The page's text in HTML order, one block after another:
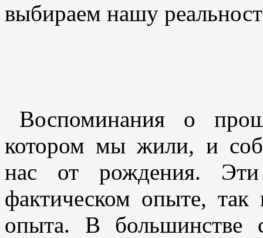
выбираем нашу
Воспоминания о
котором мы жили, и
нас от рождения.
фактическом опыте,
опыта. В большинстве